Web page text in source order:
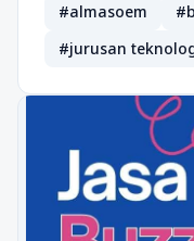
#almasoem
#jurusan